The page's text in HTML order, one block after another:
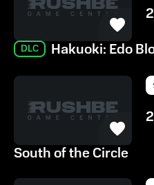
DLC Hakuoki: Edo
South of the Circle